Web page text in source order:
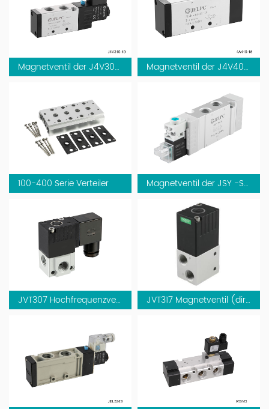
Magnetventil der J4V300 -Serie, Luftpilotventil Magnetventil der J4V400 -Serie, Luftpilotventil
100-400 Serie Verteiler Magnetventil der JSY -Serie
JVT307 Hochfrequenzventil JVT317 Magnetventil (direkter Betrieb)